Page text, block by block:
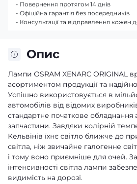
Опис
Лампи OSRAM XENARC ORIGINAL
асортиментом продукції та
Успішно використовується в
автомобілів від відомих
стандартне початкове обладнання
запчастини. Завдяки колірній
Кельвінів їхнє світло ближче до
світла, ніж звичайне галогенне
і тому воно приємніше для очей.
інтенсивності світла лампи
видимість на дорозі.
- Повернення протягом 14 днів
- Офіційна гарантія без посередників
- Консультації та відправлення кожен